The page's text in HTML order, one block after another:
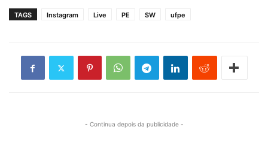
TAGS Instagram Live PE SW ufpe
- Continua depois da publicidade -